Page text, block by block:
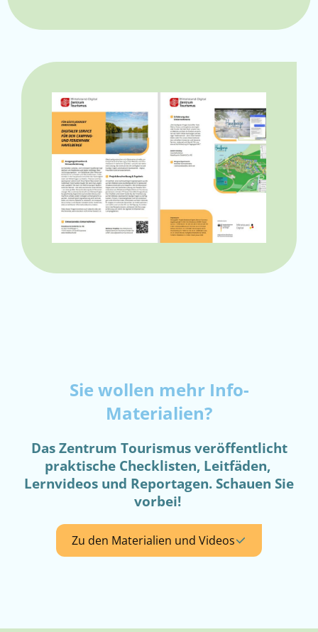
Sie wollen mehr Info-
Materialien?
Das Zentrum Tourismus veröffentlicht
praktische Checklisten, Leitfäden,
Lernvideos und Reportagen. Schauen Sie
vorbei!
Zu den Materialien und Videos